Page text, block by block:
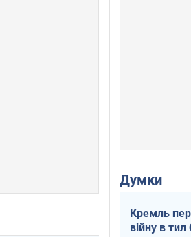
Думки
Кремль
війну в